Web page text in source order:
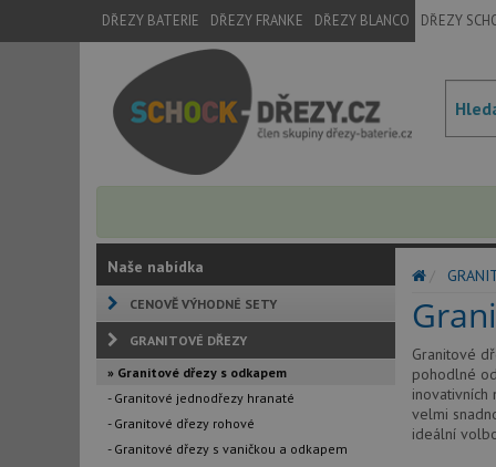
DŘEZY BATERIE DŘEZY FRANKE DŘEZY BLANCO DŘEZY
Naše nabídka
CENOVĚ VÝHODNÉ SETY
GRANITOVÉ DŘEZY
» Granitové dřezy s odkapem
- Granitové jednodřezy hranaté
- Granitové dřezy rohové
- Granitové dřezy s vaničkou a odkapem
Granitové
pohodlné
inovativních
velmi
ideální